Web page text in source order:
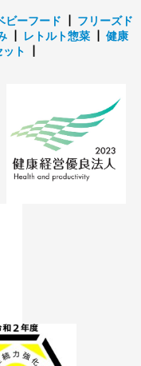
ビーフード
フリーズド
レトルト惣菜
健康
ト